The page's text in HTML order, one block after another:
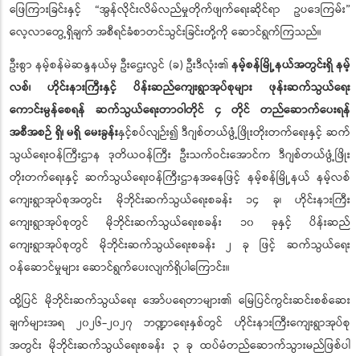
ဖြေကြားခြင်းနှင့် “အွန်လိုင်းလိမ်လည်မှုတိုက်ဖျက်ရေးဆိုင်ရာ ဥပဒေကြမ်း”
လေ့လာတွေ့ရှိချက် အစီရင်ခံစာတင်သွင်းခြင်းတို့ကို ဆောင်ရွက်ကြသည်။
ဦးစွာ နမ့်စန်မဲဆန္ဒနယ်မှ ဦးဌေးလွင် (ခ) ဦးဒီလုံး၏နမ့်စန်မြို့နယ်အတွင်းရှိ နမ့်
လစ်၊ ဟိုင်းနားကြီးနှင့် ပိန်းဆည်ကျေးရွာအုပ်စုများ ဖုန်းဆက်သွယ်ရေး
ကောင်းမွန်စေရန် ဆက်သွယ်ရေးတာဝါတိုင် ၄ တိုင် တည်ဆောက်ပေးရန်
အစီအစဉ် ရှိ၊ မရှိ မေးခွန်းနှင့်စပ်လျဉ်း၍ ဒီဂျစ်တယ်ဖွံ့ဖြိုးတိုးတက်ရေးနှင့် ဆက်
သွယ်ရေးဝန်ကြီးဌာန ဒုတိယဝန်ကြီး ဦးသက်ဝင်းအောင်က ဒီဂျစ်တယ်ဖွံ့ဖြိုး
တိုးတက်ရေးနှင့် ဆက်သွယ်ရေးဝန်ကြီးဌာနအနေဖြင့် နမ့်စန်မြို့နယ် နမ့်လစ်
ကျေးရွာအုပ်စုအတွင်း မိုဘိုင်းဆက်သွယ်ရေးစခန်း ၁၄ ခု၊ ဟိုင်းနားကြီး
ကျေးရွာအုပ်စုတွင် မိုဘိုင်းဆက်သွယ်ရေးစခန်း ၁၀ ခုနှင့် ပိန်းဆည်
ကျေးရွာအုပ်စုတွင် မိုဘိုင်းဆက်သွယ်ရေးစခန်း ၂ ခု ဖြင့် ဆက်သွယ်ရေး
ဝန်ဆောင်မှုများ ဆောင်ရွက်ပေးလျက်ရှိပါကြောင်း။
ထို့ပြင် မိုဘိုင်းဆက်သွယ်ရေး အော်ပရေတာများ၏ မြေပြင်ကွင်းဆင်းစစ်ဆေး
ချက်များအရ ၂၀၂၆-၂၀၂၇ ဘဏ္ဍာရေးနှစ်တွင် ဟိုင်းနားကြီးကျေးရွာအုပ်စု
အတွင်း မိုဘိုင်းဆက်သွယ်ရေးစခန်း ၃ ခု ထပ်မံတည်ဆောက်သွားမည်ဖြစ်ပါ